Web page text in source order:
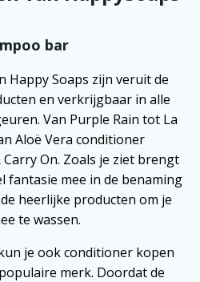
bar
Happy Soaps zijn veruit de
en verkrijgbaar in alle
Van Purple Rain tot La
Aloë Vera conditioner
On. Zoals je ziet brengt
fantasie mee in de benaming
heerlijke producten om je
te wassen.
je ook conditioner kopen
merk. Doordat de